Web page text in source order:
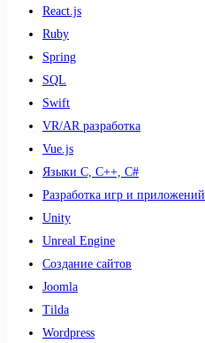
React.js
Ruby
Spring
SQL
Swift
VR/AR разработка
Vue.js
Языки С, С++, С#
Разработка игр и приложений
Unity
Unreal Engine
Создание сайтов
Joomla
Tilda
Wordpress